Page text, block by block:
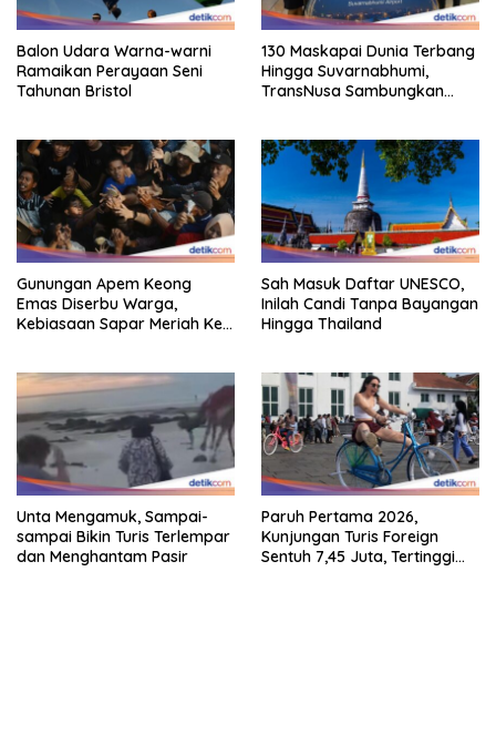
Balon Udara Warna-warni
Ramaikan Perayaan Seni
Tahunan Bristol
130 Maskapai Dunia Terbang
Hingga Suvarnabhumi,
TransNusa Sambungkan
Gunungan Apem Keong
Emas Diserbu Warga,
Kebiasaan Sapar Meriah Ke
Sah Masuk Daftar UNESCO,
Inilah Candi Tanpa Bayangan
Hingga Thailand
Unta Mengamuk, Sampai-
sampai Bikin Turis Terlempar
dan Menghantam Pasir
Paruh Pertama 2026,
Kunjungan Turis Foreign
Sentuh 7,45 Juta, Tertinggi